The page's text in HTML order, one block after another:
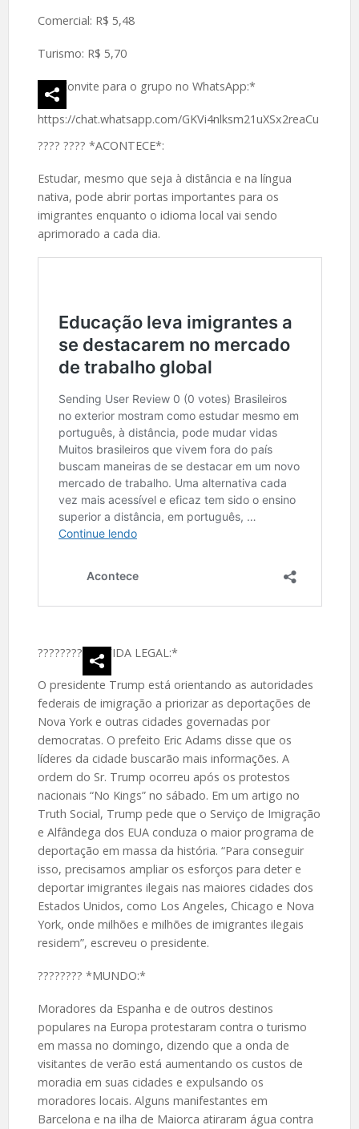
Comercial: R$ 5,48
Turismo: R$ 5,70
*Convite para o grupo no WhatsApp:*
https://chat.whatsapp.com/GKVi4nlksm21uXSx2reaCu
????️ ???? *ACONTECE*:
Estudar, mesmo que seja à distância e na língua
nativa, pode abrir portas importantes para os
imigrantes enquanto o idioma local vai sendo
aprimorado a cada dia.
????????‍ *VIDA LEGAL:*
O presidente Trump está orientando as autoridades
federais de imigração a priorizar as deportações de
Nova York e outras cidades governadas por
democratas. O prefeito Eric Adams disse que os
líderes da cidade buscarão mais informações. A
ordem do Sr. Trump ocorreu após os protestos
nacionais “No Kings” no sábado. Em um artigo no
Truth Social, Trump pede que o Serviço de Imigração
e Alfândega dos EUA conduza o maior programa de
deportação em massa da história. “Para conseguir
isso, precisamos ampliar os esforços para deter e
deportar imigrantes ilegais nas maiores cidades dos
Estados Unidos, como Los Angeles, Chicago e Nova
York, onde milhões e milhões de imigrantes ilegais
residem”, escreveu o presidente.
????️???? *MUNDO:*
Moradores da Espanha e de outros destinos
populares na Europa protestaram contra o turismo
em massa no domingo, dizendo que a onda de
visitantes de verão está aumentando os custos de
moradia em suas cidades e expulsando os
moradores locais. Alguns manifestantes em
Barcelona e na ilha de Maiorca atiraram água contra